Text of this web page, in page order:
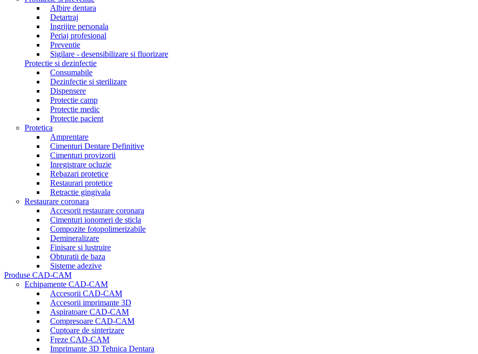
Albire dentara
Detartraj
Ingrijire personala
Periaj profesional
Preventie
Sigilare - desensibilizare si fluorizare
Protectie si dezinfectie
Consumabile
Dezinfectie si sterilizare
Dispensere
Protectie camp
Protectie medic
Protectie pacient
Protetica
Amprentare
Cimenturi Dentare Definitive
Cimenturi provizorii
Inregistrare ocluzie
Rebazari protetice
Restaurari protetice
Retractie gingivala
Restaurare coronara
Accesorii restaurare coronara
Cimenturi ionomeri de sticla
Compozite fotopolimerizabile
Demineralizare
Finisare si lustruire
Obturatii de baza
Sisteme adezive
Produse CAD-CAM
Echipamente CAD-CAM
Accesorii CAD-CAM
Accesorii imprimante 3D
Aspiratoare CAD-CAM
Compresoare CAD-CAM
Cuptoare de sinterizare
Freze CAD-CAM
Imprimante 3D Tehnica Dentara